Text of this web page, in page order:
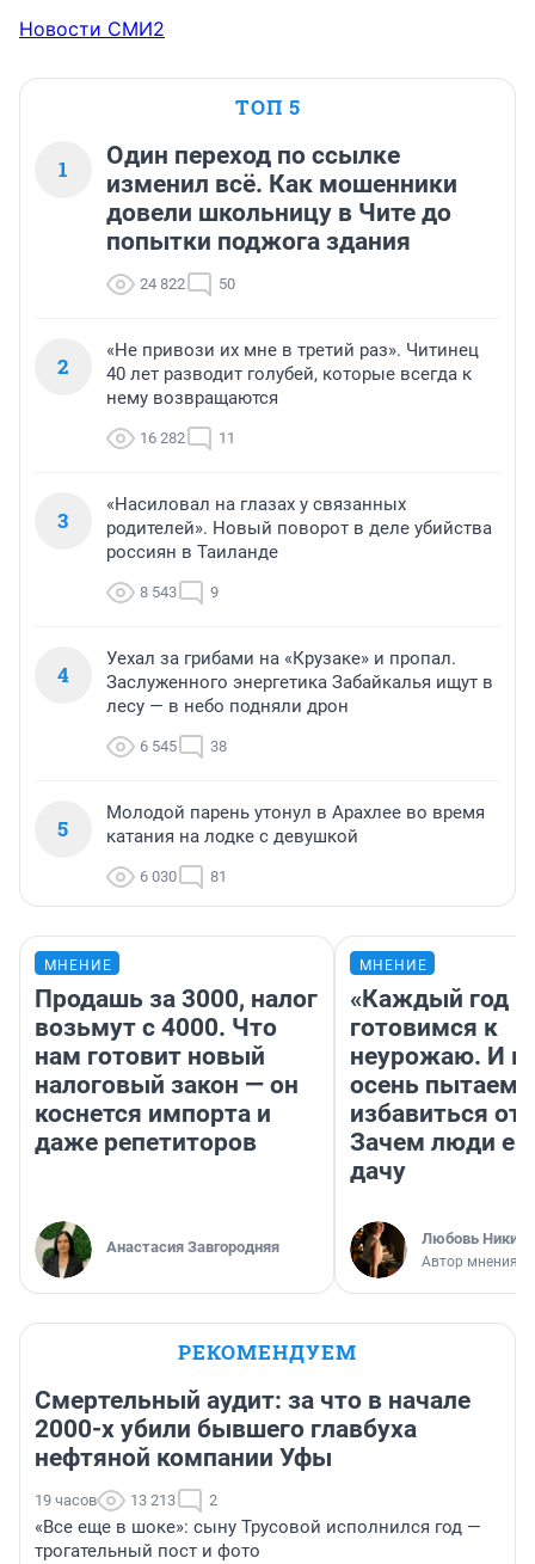
Новости СМИ2
ТОП 5
1
Один переход по ссылке
изменил всё. Как мошенники
довели школьницу в Чите до
попытки поджога здания
24 822 50
2
«Не привози их мне в третий раз». Читинец
40 лет разводит голубей, которые всегда к
нему возвращаются
16 282 11
3
«Насиловал на глазах у связанных
родителей». Новый поворот в деле убийства
россиян в Таиланде
8 543 9
4
Уехал за грибами на «Крузаке» и пропал.
Заслуженного энергетика Забайкалья ищут в
лесу — в небо подняли дрон
6 545 38
5
Молодой парень утонул в Арахлее во время
катания на лодке с девушкой
6 030 81
МНЕНИЕ
Продашь за 3000, налог
возьмут с 4000. Что
нам готовит новый
налоговый закон — он
коснется импорта и
даже репетиторов
Анастасия Завгородняя
МНЕНИЕ
«Каждый год
готовимся к
неурожаю. И
осень
избавиться от
Зачем люди
дачу
Любовь
Автор мнения
РЕКОМЕНДУЕМ
Смертельный аудит: за что в начале
2000-х убили бывшего главбуха
нефтяной компании Уфы
19 часов 13 213 2
«Все еще в шоке»: сыну Трусовой исполнился год —
трогательный пост и фото